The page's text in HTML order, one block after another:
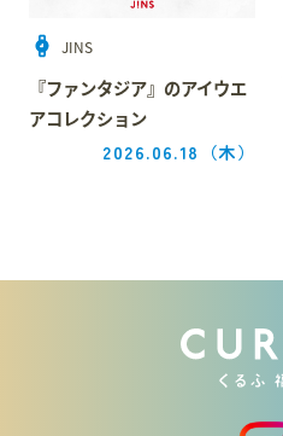
JINS
『ファンタジア』のアイウエ
アコレクション
2026.06.18
（木）